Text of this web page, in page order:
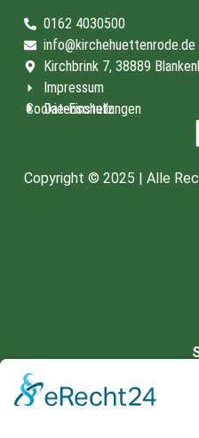
Copyright © 2025 | Alle
0162 4030500
info@kirchehuettenrode.de
Kirchbrink 7, 38889
Impressum
Datenschutz
Cookie-Einstellungen